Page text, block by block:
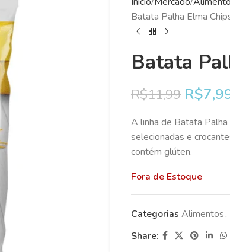
Batata Palha Elma
Batata
R$11,99 R$
A linha de Batata
selecionadas e
contém glúten.
Fora de Estoque
Categorias Alimentos,
Share: